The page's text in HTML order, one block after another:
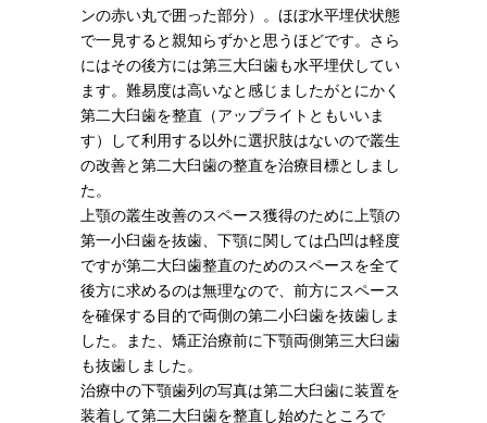
ンの赤い丸で囲った部分）。ほぼ水平埋伏状態
で一見すると親知らずかと思うほどです。さら
にはその後方には第三大臼歯も水平埋伏してい
ます。難易度は高いなと感じましたがとにかく
第二大臼歯を整直（アップライトともいいま
す）して利用する以外に選択肢はないので叢生
の改善と第二大臼歯の整直を治療目標としまし
た。
上顎の叢生改善のスペース獲得のために上顎の
第一小臼歯を抜歯、下顎に関しては凸凹は軽度
ですが第二大臼歯整直のためのスペースを全て
後方に求めるのは無理なので、前方にスペース
を確保する目的で両側の第二小臼歯を抜歯しま
した。また、矯正治療前に下顎両側第三大臼歯
も抜歯しました。
治療中の下顎歯列の写真は第二大臼歯に装置を
装着して第二大臼歯を整直し始めたところで